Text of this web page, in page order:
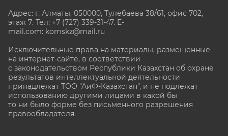
Адрес: г. Алматы, 050000, Тулебаева 38/61, офис 702,
этаж 7. Тел: +7 (727) 339-31-47. E-
mail.com: komskz@mail.ru
Исключительные права на материалы, размещённые
на интернет-сайте, в соответствии
с законодательством Республики Казахстан об охране
результатов интеллектуальной деятельности
принадлежат ТОО "АиФ-Казахстан", и не подлежат
использованию другими лицами в какой бы
то ни было форме без письменного разрешения
правообладателя.